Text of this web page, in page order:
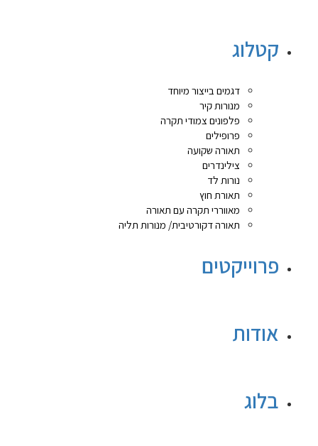
קטלוג
דגמים בייצור מיוחד
מנורות קיר
פלפונים צמודי תקרה
פרופילים
תאורה שקועה
צילינדרים
נורות לד
תאורת חוץ
מאווררי תקרה עם תאורה
תאורה דקורטיבית/ מנורות תליה
פרוייקטים
אודות
בלוג